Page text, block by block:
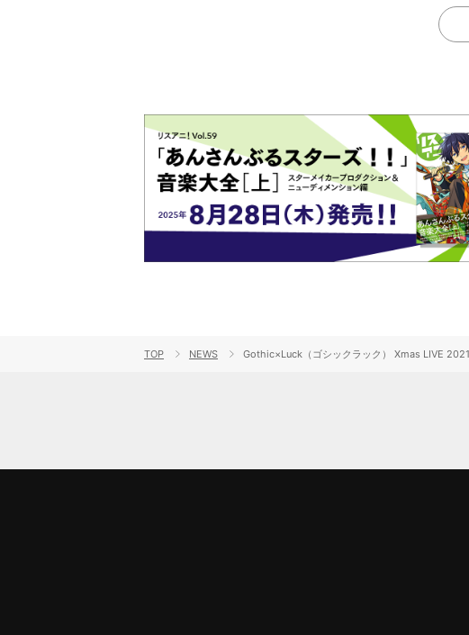
TOP NEWS Gothic×Luck（ゴシックラック） Xmas LIVE